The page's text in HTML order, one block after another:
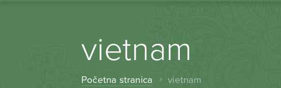
vietnam
Početna stranica vietnam